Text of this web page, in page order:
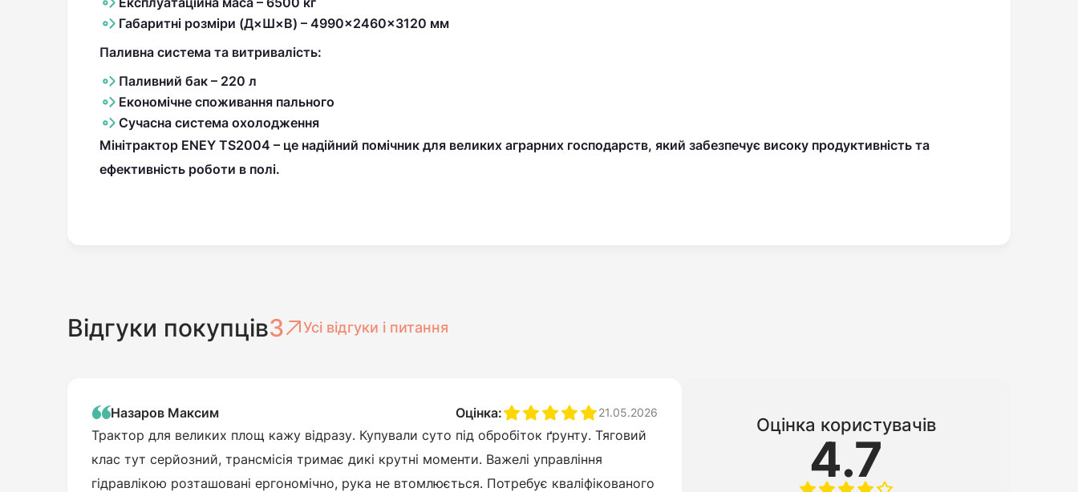
Габаритні розміри (Д×Ш×В) – 4990×2460×3120 мм
Паливна система та витривалість:
Паливний бак – 220 л
Економічне споживання пального
Сучасна система охолодження
Мінітрактор ENEY TS2004 – це надійний помічник для великих аграрних господарств, який забезпечує високу продуктивність та
ефективність роботи в полі.
Відгуки покупців3 Усі відгуки і питання
Назаров Максим Оцінка: 21.05.2026
Трактор для великих площ кажу відразу. Купували суто під обробіток ґрунту. Тяговий
клас тут серйозний, трансмісія тримає дикі крутні моменти. Важелі управління
гідравлікою розташовані ергономічно, рука не втомлюється. Потребує кваліфікованого
Оцінка користувачів
4.7